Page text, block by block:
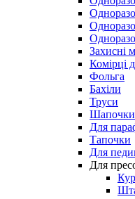
Захисні
Комірці
Фольга
Бахіли
Труси
Шапочки
Для
Тапочки
Для
Для